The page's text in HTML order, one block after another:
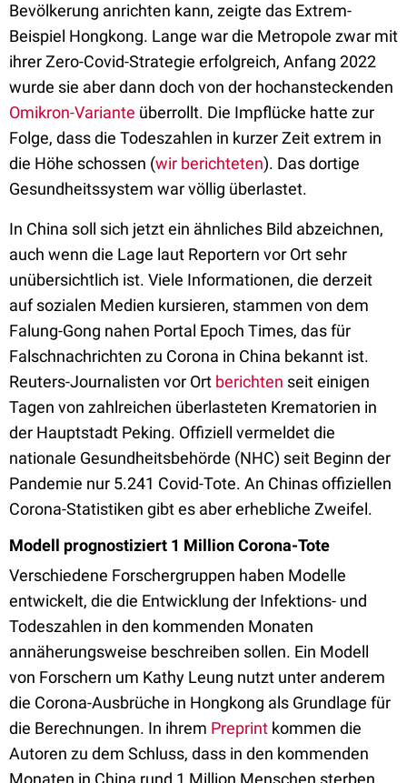
Bevölkerung anrichten kann, zeigte das Extrem-
Beispiel Hongkong. Lange war die Metropole zwar mit
ihrer Zero-Covid-Strategie erfolgreich, Anfang 2022
wurde sie aber dann doch von der hochansteckenden
Omikron-Variante überrollt. Die Impflücke hatte zur
Folge, dass die Todeszahlen in kurzer Zeit extrem in
die Höhe schossen (wir berichteten). Das dortige
Gesundheitssystem war völlig überlastet.
In China soll sich jetzt ein ähnliches Bild abzeichnen,
auch wenn die Lage laut Reportern vor Ort sehr
unübersichtlich ist. Viele Informationen, die derzeit
auf sozialen Medien kursieren, stammen von dem
Falung-Gong nahen Portal Epoch Times, das für
Falschnachrichten zu Corona in China bekannt ist.
Reuters-Journalisten vor Ort berichten seit einigen
Tagen von zahlreichen überlasteten Krematorien in
der Hauptstadt Peking. Offiziell vermeldet die
nationale Gesundheitsbehörde (NHC) seit Beginn der
Pandemie nur 5.241 Covid-Tote. An Chinas offiziellen
Corona-Statistiken gibt es aber erhebliche Zweifel.
Modell prognostiziert 1 Million Corona-Tote
Verschiedene Forschergruppen haben Modelle
entwickelt, die die Entwicklung der Infektions- und
Todeszahlen in den kommenden Monaten
annäherungsweise beschreiben sollen. Ein Modell
von Forschern um Kathy Leung nutzt unter anderem
die Corona-Ausbrüche in Hongkong als Grundlage für
die Berechnungen. In ihrem Preprint kommen die
Autoren zu dem Schluss, dass in den kommenden
Monaten in China rund 1 Million Menschen sterben